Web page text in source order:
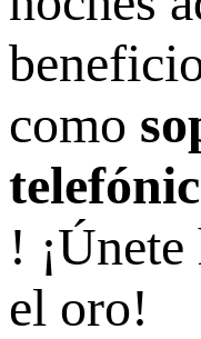
como
!
el oro!